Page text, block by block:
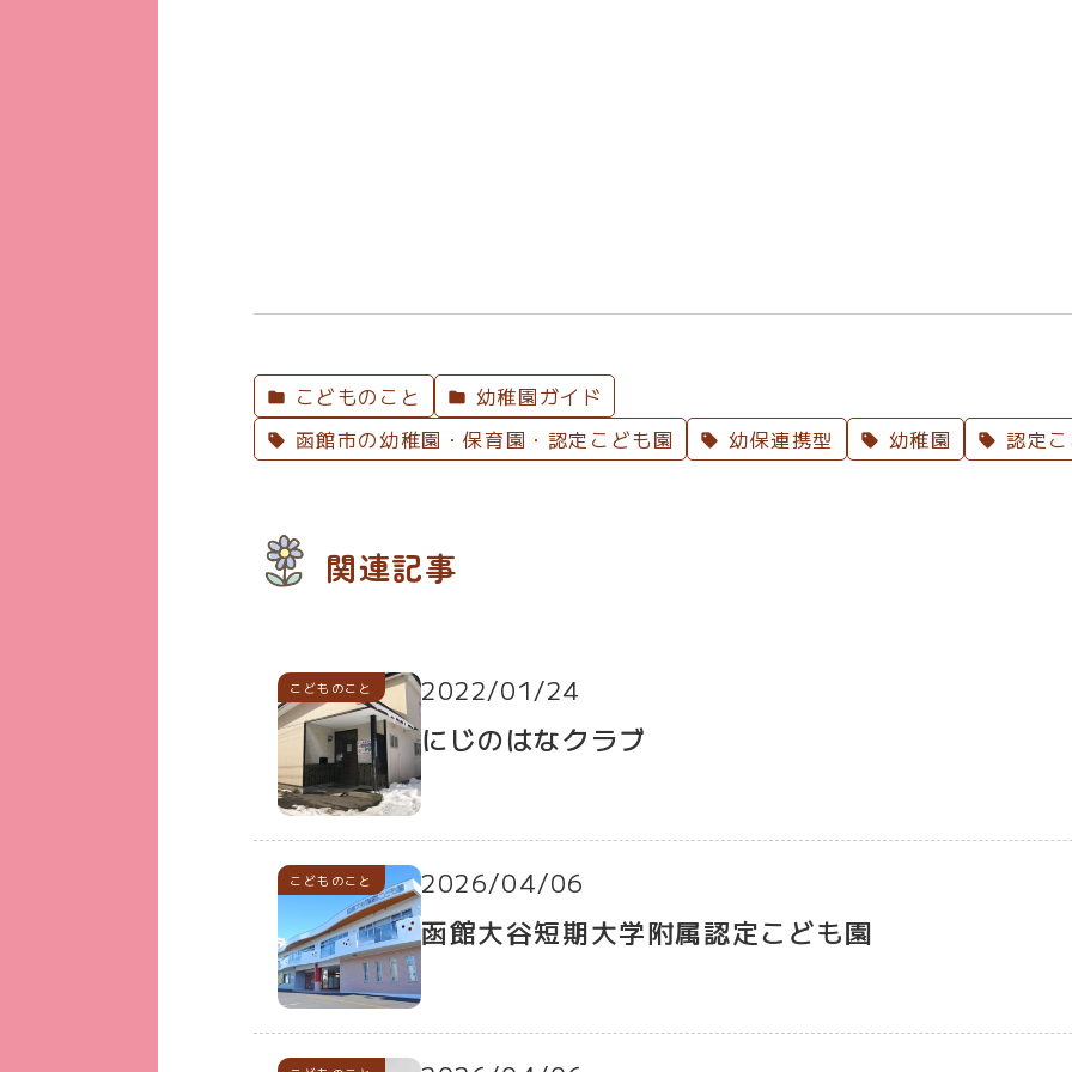
こどものこと
幼稚園ガイド
函館市の幼稚園・保育園・認定こども園
幼保連携型 幼稚園 認定
関連記事
こどものこと 2022/01/24
にじのはなクラブ
こどものこと 2026/04/06
函館大谷短期大学附属認定こども園